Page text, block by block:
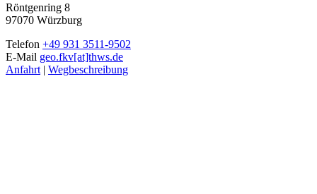
Röntgenring 8
97070 Würzburg
Telefon +49 931 3511-9502
E-Mail geo.fkv[at]thws.de
Anfahrt | Wegbeschreibung